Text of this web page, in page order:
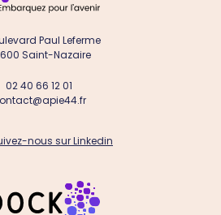
Paul Leferme
Saint-Nazaire
02 40 66 12 01
nous sur Linkedin